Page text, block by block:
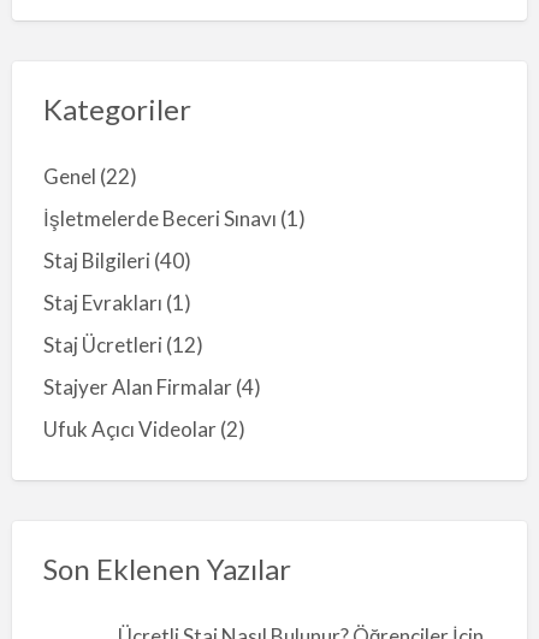
Kategoriler
Genel (22)
İşletmelerde Beceri Sınavı (1)
Staj Bilgileri (40)
Staj Evrakları (1)
Staj Ücretleri (12)
Stajyer Alan Firmalar(4)
Ufuk Açıcı Videolar(2)
Son Eklenen Yazılar